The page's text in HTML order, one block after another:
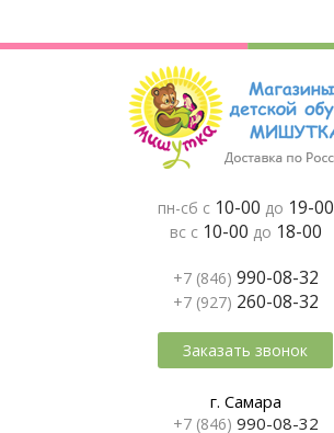
пн-сб с 10-00 до 19-00
вс с 10-00 до 18-00
+7 (846) 990-08-32
+7 (927) 260-08-32
Заказать звонок
г. Самара
+7 (846) 990-08-32